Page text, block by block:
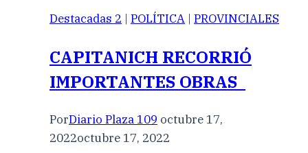
Destacadas 2 | POLÍTICA | PROVINCIALES
CAPITANICH RECORRIÓ
IMPORTANTES OBRAS
PorDiario Plaza 109 octubre 17,
2022octubre 17, 2022